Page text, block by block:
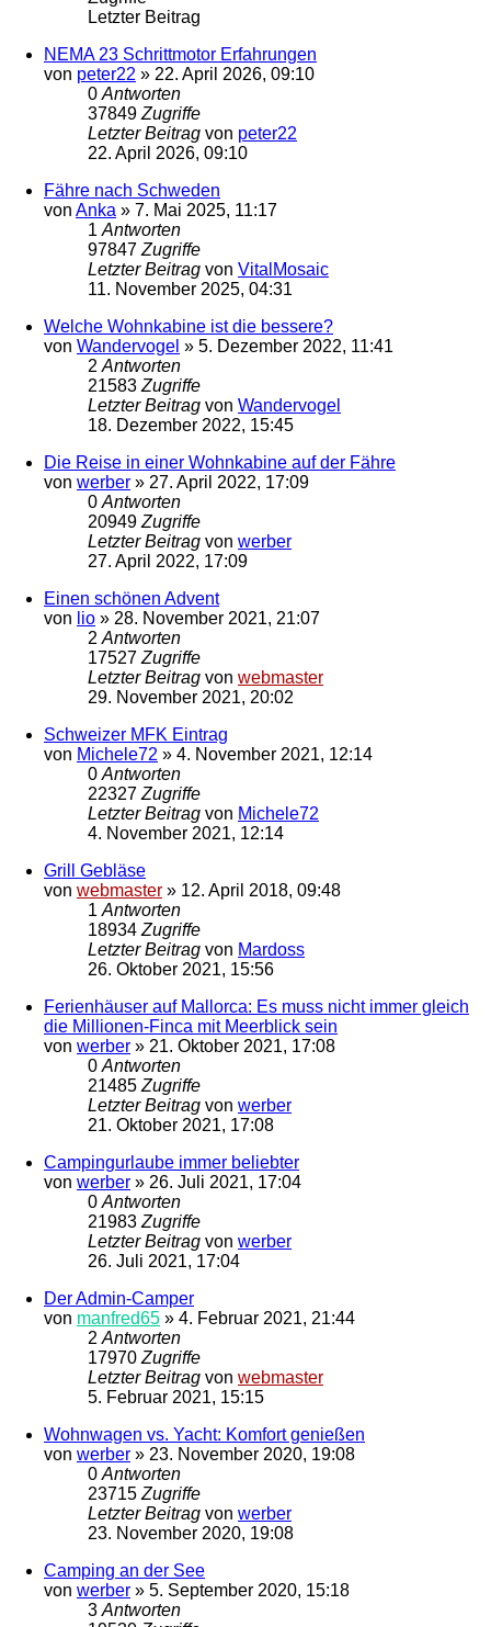
Letzter Beitrag
NEMA 23 Schrittmotor Erfahrungen
von peter22 » 22. April 2026, 09:10
0 Antworten
37849 Zugriffe
Letzter Beitrag von peter22
22. April 2026, 09:10
Fähre nach Schweden
von Anka » 7. Mai 2025, 11:17
1 Antworten
97847 Zugriffe
Letzter Beitrag von VitalMosaic
11. November 2025, 04:31
Welche Wohnkabine ist die bessere?
von Wandervogel » 5. Dezember 2022, 11:41
2 Antworten
21583 Zugriffe
Letzter Beitrag von Wandervogel
18. Dezember 2022, 15:45
Die Reise in einer Wohnkabine auf der Fähre
von werber » 27. April 2022, 17:09
0 Antworten
20949 Zugriffe
Letzter Beitrag von werber
27. April 2022, 17:09
Einen schönen Advent
von lio » 28. November 2021, 21:07
2 Antworten
17527 Zugriffe
Letzter Beitrag von webmaster
29. November 2021, 20:02
Schweizer MFK Eintrag
von Michele72 » 4. November 2021, 12:14
0 Antworten
22327 Zugriffe
Letzter Beitrag von Michele72
4. November 2021, 12:14
Grill Gebläse
von webmaster » 12. April 2018, 09:48
1 Antworten
18934 Zugriffe
Letzter Beitrag von Mardoss
26. Oktober 2021, 15:56
Ferienhäuser auf Mallorca: Es muss nicht immer gleich
die Millionen-Finca mit Meerblick sein
von werber » 21. Oktober 2021, 17:08
0 Antworten
21485 Zugriffe
Letzter Beitrag von werber
21. Oktober 2021, 17:08
Campingurlaube immer beliebter
von werber » 26. Juli 2021, 17:04
0 Antworten
21983 Zugriffe
Letzter Beitrag von werber
26. Juli 2021, 17:04
Der Admin-Camper
von manfred65 » 4. Februar 2021, 21:44
2 Antworten
17970 Zugriffe
Letzter Beitrag von webmaster
5. Februar 2021, 15:15
Wohnwagen vs. Yacht: Komfort genießen
von werber » 23. November 2020, 19:08
0 Antworten
23715 Zugriffe
Letzter Beitrag von werber
23. November 2020, 19:08
Camping an der See
von werber » 5. September 2020, 15:18
3 Antworten